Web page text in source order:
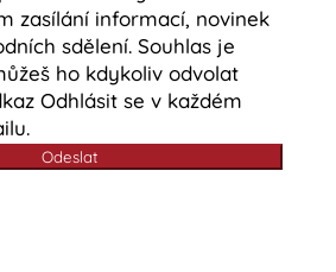
zasílání informací, novinek
sdělení. Souhlas je
ho kdykoliv odvolat
Odhlásit se v každém
Odeslat